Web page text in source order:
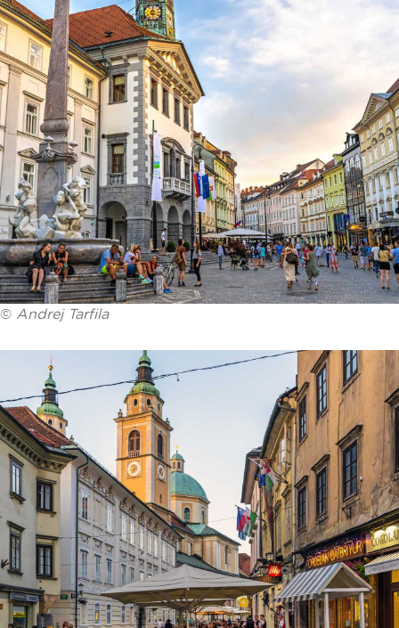
© Andrej Tarfila